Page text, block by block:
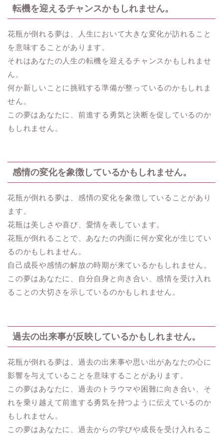
転機を迎えるチャンスかもしれません。
花瓶が倒れる夢は、人生において大きな変化が訪れること
を意味することがあります。
それはあなたの人生の転機を迎えるチャンスかもしれませ
ん。
何か新しいことに挑戦する準備が整っているのかもしれま
せん。
この夢はあなたに、前進する勇気と決断を促しているのか
もしれません。
感情の変化を象徴しているかもしれません。
花瓶が倒れる夢は、感情の変化を象徴していることがあり
ます。
花瓶は美しさや喜び、愛情を表しています。
花瓶が倒れることで、あなたの内面に何か変化が生じてい
るのかもしれません。
自己成長や感情の解放の時期が来ているかもしれません。
この夢はあなたに、自分自身と向き合い、感情を受け入れ
ることの大切さを示しているのかもしれません。
過去の出来事が反映しているかもしれません。
花瓶が倒れる夢は、過去の出来事や思い出があなたの心に
影響を与えていることを意味することがあります。
この夢はあなたに、過去のトラウマや困難に向き合い、そ
れを乗り越えて前進する勇気を持つように伝えているのか
もしれません。
この夢はあなたに、過去からの学びや成長を受け入れるこ